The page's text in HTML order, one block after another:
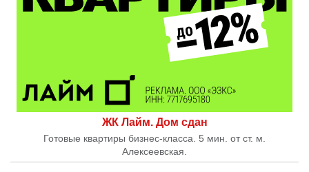
ЖК Лайм. Дом сдан
Готовые квартиры бизнес-класса. 5 мин. от ст. м.
Алексеевская.